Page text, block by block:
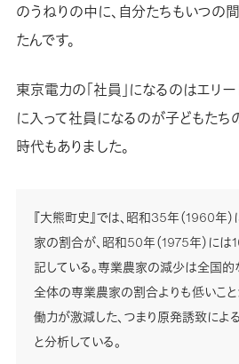
のうねりの中に、自分たちもいつの
たんです。
東京電力の「社員」になるのはエリ
に入って社員になるのが子どもたち
時代もありました。
『大熊町史』では、昭和35年（1960年
家の割合が、昭和50年（1975年）には
記している。専業農家の減少は全国的
全体の専業農家の割合よりも低いこ
働力が激減した、つまり原発誘致に
と分析している。